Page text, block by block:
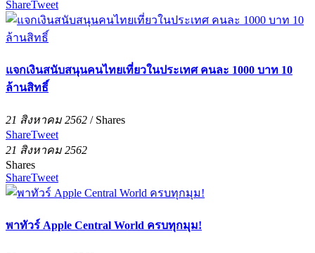
ShareTweet
แจกเงินสนับสนุนคนไทยเที่ยวในประเทศ คนละ 1000 บาท 10
ล้านสิทธิ์
21 สิงหาคม 2562 / Shares
ShareTweet
21 สิงหาคม 2562
Shares
ShareTweet
พาทัวร์ Apple Central World ครบทุกมุม!